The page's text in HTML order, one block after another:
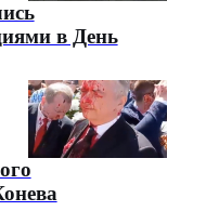
в День